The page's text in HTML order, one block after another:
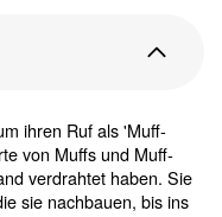
ihren Ruf als 'Muff-
von Muffs und Muff-
verdrahtet haben. Sie
sie nachbauen, bis ins